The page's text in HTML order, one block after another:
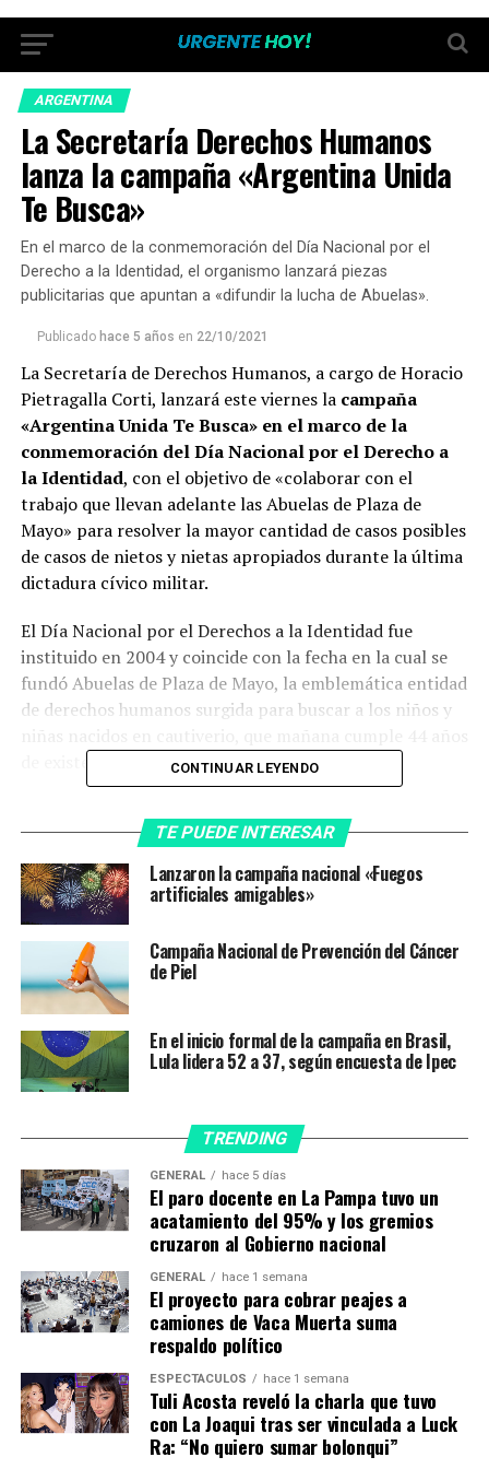
ARGENTINA
La Secretaría Derechos Humanos
lanza la campaña «Argentina Unida
Te Busca»
En el marco de la conmemoración del Día Nacional por el
Derecho a la Identidad, el organismo lanzará piezas
publicitarias que apuntan a «difundir la lucha de Abuelas».
Publicado hace 5 años en 22/10/2021
La Secretaría de Derechos Humanos, a cargo de Horacio
Pietragalla Corti, lanzará este viernes la campaña
«Argentina Unida Te Busca» en el marco de la
conmemoración del Día Nacional por el Derecho a
la Identidad, con el objetivo de «colaborar con el
trabajo que llevan adelante las Abuelas de Plaza de
Mayo» para resolver la mayor cantidad de casos posibles
de casos de nietos y nietas apropiados durante la última
dictadura cívico militar.
El Día Nacional por el Derechos a la Identidad fue
instituido en 2004 y coincide con la fecha en la cual se
fundó Abuelas de Plaza de Mayo, la emblemática entidad
de derechos humanos surgida para buscar a los niños y
campaña federal en la que relaciona dos objetos
simbólicos que tenían una vinculación especial con los
hábitos de los jóvenes en los años ’70 y ’80.
Se trata de una imagen de una cassette y una birome
con el fin de rebobinar la cinta, en la que la campaña de
difusión pregunta: «¿Sabés que relación hay entre estos
dos objetos?». Y remata: «Si entendés esta imagen,
seguramente naciste entre 1975 y 1983».
«Si sabés que los cassettes se podían rebobinar con una
1983 y podrías ser uno de los nietos o nietas que
faltan», se señala en uno de los mensajes que acompaña
esta campaña de difusión.
Desde la Secretaría explicaron, a través de un
comunicado, que la campaña también apunta a
«difundir la lucha de Abuelas entre las nuevas
generaciones y el concepto de derechos a la identidad».
«Gracias al trabajo que Abuelas vienen sosteniendo
desde hace más de cuatro décadas, se pudieron resolver
130 casos de apropiaciones de bebés ocurridas durante
la última dictadura cívico militar. Sin embargo, y a pesar
CONTINUAR LEYENDO
TE PUEDE INTERESAR
Lanzaron la campaña nacional «Fuegos
artificiales amigables»
Campaña Nacional de Prevención del Cáncer
de Piel
En el inicio formal de la campaña en Brasil,
Lula lidera 52 a 37, según encuesta de Ipec
TRENDING
GENERAL hace 5 días
El paro docente en La Pampa tuvo un
acatamiento del 95% y los gremios
cruzaron al Gobierno nacional
GENERAL hace 1 semana
El proyecto para cobrar peajes a
camiones de Vaca Muerta suma
respaldo político
ESPECTÁCULOS hace 1 semana
Tuli Acosta reveló la charla que tuvo
con La Joaqui tras ser vinculada a Luck
Ra: “No quiero sumar bolonqui”